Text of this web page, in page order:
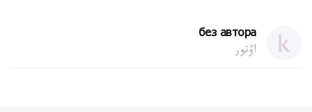
без автора
اۆتور